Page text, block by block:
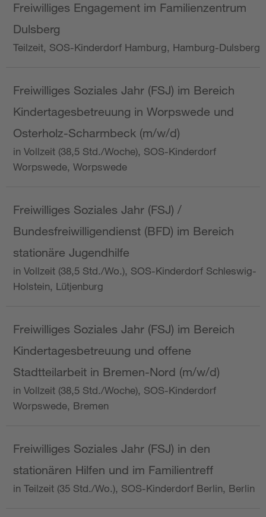
Freiwilliges Engagement im Familienzentrum
Dulsberg
Teilzeit, SOS-Kinderdorf Hamburg, Hamburg-Dulsberg
Freiwilliges Soziales Jahr (FSJ) im Bereich
Kindertagesbetreuung in Worpswede und
Osterholz-Scharmbeck (m/w/d)
in Vollzeit (38,5 Std./Woche), SOS-Kinderdorf
Worpswede, Worpswede
Freiwilliges Soziales Jahr (FSJ) /
Bundesfreiwilligendienst (BFD) im Bereich
stationäre Jugendhilfe
in Vollzeit (38,5 Std./Wo.), SOS-Kinderdorf Schleswig-
Holstein, Lütjenburg
Freiwilliges Soziales Jahr (FSJ) im Bereich
Kindertagesbetreuung und offene
Stadtteilarbeit in Bremen-Nord (m/w/d)
in Vollzeit (38,5 Std./Woche), SOS-Kinderdorf
Worpswede, Bremen
Freiwilliges Soziales Jahr (FSJ) in den
stationären Hilfen und im Familientreff
in Teilzeit (35 Std./Wo.), SOS-Kinderdorf Berlin, Berlin